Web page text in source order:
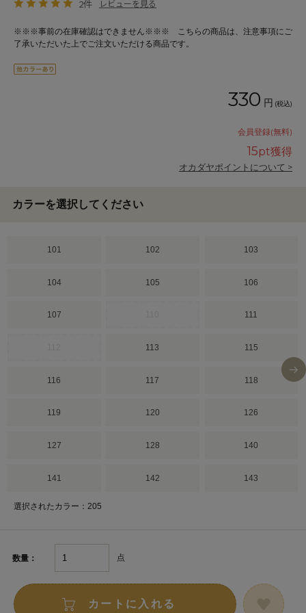
2件 レビューを見る
※※※事前の在庫確認はできません※※※ こちらの商品は、注意事項にご
了承いただいた上でご注文いただける商品です。
330 円 (税込)
会員登録(無料)
15pt獲得
オカダヤポイントについて >
カラーを選択してください
101 102 103
104 105 106
107 111
113 115
116 117 118
119 120 126
127 128 140
141 142 143
選択されたカラー：205
数量： 点
カートに入れる